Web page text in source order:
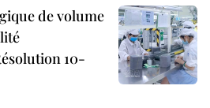
de volume
10-